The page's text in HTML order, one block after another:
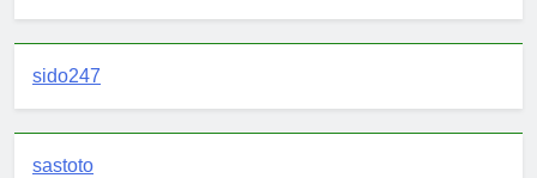
sido247
sastoto